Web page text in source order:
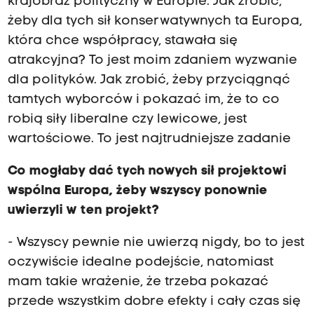
żeby dla tych sił konserwatywnych ta Europa,
która chce współpracy, stawała się
atrakcyjna? To jest moim zdaniem wyzwanie
dla polityków. Jak zrobić, żeby przyciągnąć
tamtych wyborców i pokazać im, że to co
robią siły liberalne czy lewicowe, jest
wartościowe. To jest najtrudniejsze zadanie
Co mogłaby dać tych nowych sił projektowi
wspólna Europa, żeby wszyscy ponownie
uwierzyli w ten projekt?
- Wszyscy pewnie nie uwierzą nigdy, bo to jest
oczywiście idealne podejście, natomiast
mam takie wrażenie, że trzeba pokazać
przede wszystkim dobre efekty i cały czas się